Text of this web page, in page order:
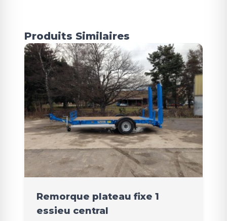
Produits Similaires
Remorque plateau fixe 1
essieu central